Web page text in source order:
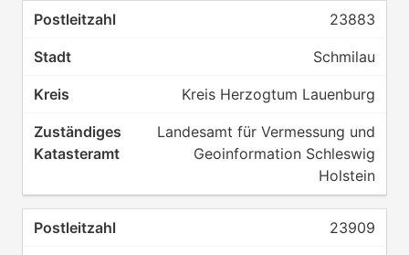
23883
Schmilau
Kreis Herzogtum Lauenburg
Landesamt für Vermessung und
Geoinformation Schleswig
Holstein
23909